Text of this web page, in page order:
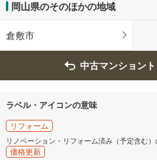
岡山県のそのほかの地域
倉敷市
中古マンション
ラベル・アイコンの意味
リフォーム
リノベーション・リフォーム済み（予定含む）
価格更新